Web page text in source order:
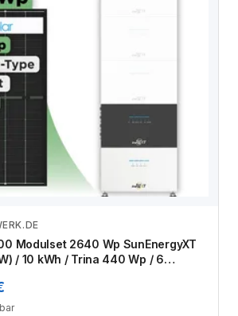
Zum Angebot
Modulset 2640 Wp SunEnergyXT
/ 10 kWh / Trina 440 Wp / 6